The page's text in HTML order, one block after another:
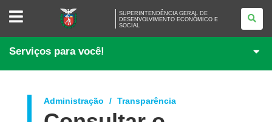
SUPERINTENDÊNCIA
DESENVOLVIMENTO
ECONÔMICO
E
SUPERINTENDÊNCIA GERAL DE
DESENVOLVIMENTO ECONÔMICO E
SOCIAL
Serviços para você!
Administração Transparência